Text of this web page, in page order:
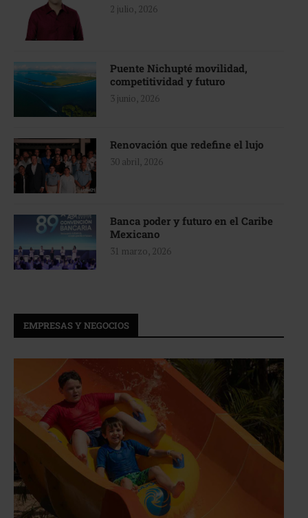
2 julio, 2026
Puente Nichupté movilidad,
competitividad y futuro
3 junio, 2026
Renovación que redefine el lujo
30 abril, 2026
Banca poder y futuro en el Caribe
Mexicano
31 marzo, 2026
EMPRESAS Y NEGOCIOS